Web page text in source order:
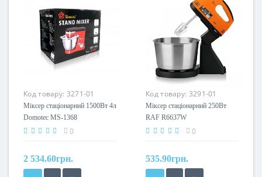
Код товару: 3271-01
Міксер стаціонарний 1500Вт 4л
Domotec MS-1368
0
2 534.60грн.
Код товару: 3291-01
Міксер стаціонарний 250Вт
RAF R6637W
0
535.90грн.